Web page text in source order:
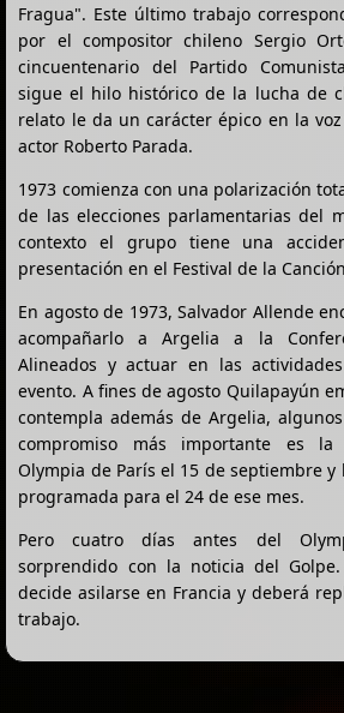
Fragua". Este último trabajo
por el compositor chileno Sergio
cincuentenario del Partido
sigue el hilo histórico de la lucha de
relato le da un carácter épico en la
actor Roberto Parada.
1973 comienza con una polarización
de las elecciones parlamentarias del
contexto el grupo tiene una
presentación en el Festival de la
En agosto de 1973, Salvador Allende
acompañarlo a Argelia a la
Alineados y actuar en las
evento. A fines de agosto Quilapayún
contempla además de Argelia,
compromiso más importante es
Olympia de París el 15 de septiembre
programada para el 24 de ese mes.
Pero cuatro días antes del
sorprendido con la noticia del
decide asilarse en Francia y deberá
trabajo.